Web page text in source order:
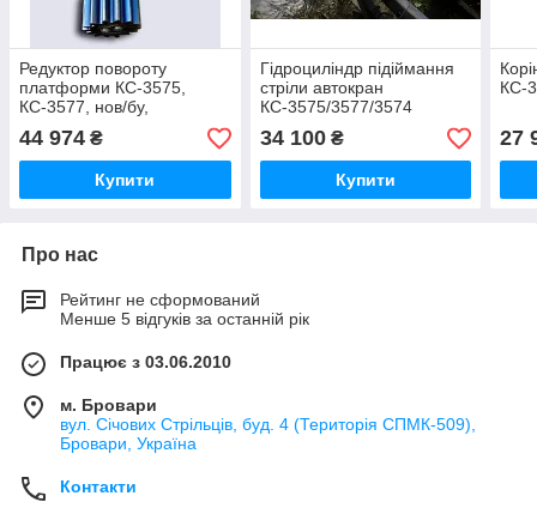
Редуктор повороту
платформи КС-3575,
КС-3577, нов/бу,
запчастини
44 974 ₴
Купити
Гідроциліндр підіймання
стріли автокран
КС-3575/3577/3574
34 100₴
Купити
КС-
27
Про нас
Рейтинг не сформований
Менше 5 відгуків за останній рік
Працює з 03.06.2010
м. Бровари
вул. Січових Стрільців, буд. 4 (Територія СПМК-509),
Бровари, Україна
Контакти